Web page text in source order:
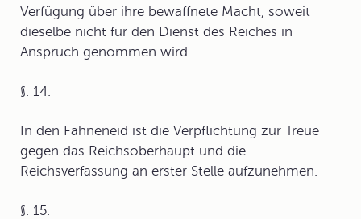
Verfügung über ihre bewaffnete Macht, soweit
dieselbe nicht für den Dienst des Reiches in
Anspruch genommen wird.
§. 14.
In den Fahneneid ist die Verpflichtung zur Treue
gegen das Reichsoberhaupt und die
Reichsverfassung an erster Stelle aufzunehmen.
§. 15.